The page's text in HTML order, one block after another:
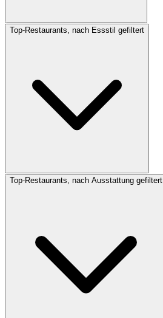
Top-Restaurants, nach Essstil gefiltert
Top-Restaurants, nach Ausstattung gefiltert